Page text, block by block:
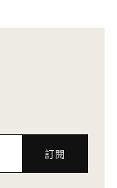
訂閱